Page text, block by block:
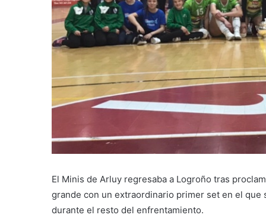
El Minis de Arluy regresaba a Logroño tras
grande con un extraordinario primer set en el
durante el resto del enfrentamiento.